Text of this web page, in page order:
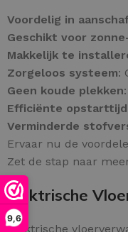
9,6
Voordelig in
Geschikt voor
Makkelijk te
Zorgeloos systeem:
Geen koude plekken
Efficiënte opstarttijd
Verminderde
Ervaar nu de
Zet de stap naar
Elektrische
Elektrische